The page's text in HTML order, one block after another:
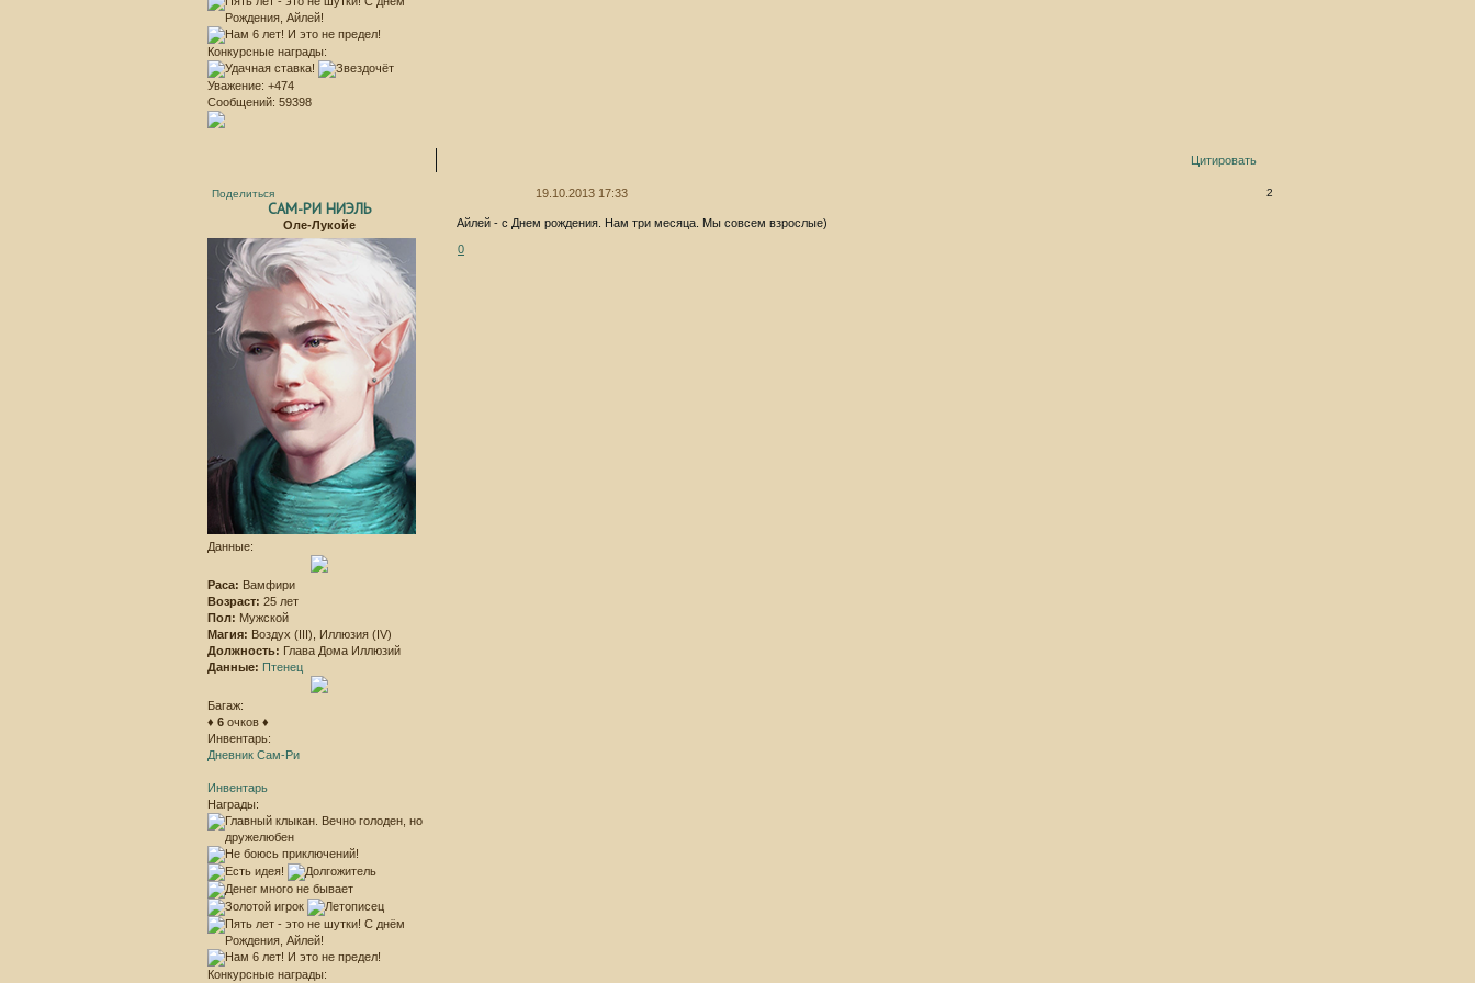
Конкурсные награды:
Уважение: +474
Сообщений: 59398
Цитировать
Поделиться 2
19.10.2013 17:33
САМ-РИ НИЭЛЬ
Оле-Лукойе
Данные:
Раса: Вамфири
Возраст: 25 лет
Пол: Мужской
Магия: Воздух (III), Иллюзия (IV)
Должность: Глава Дома Иллюзий
Данные: Птенец
Багаж:
♦ 6 очков ♦
Инвентарь:
Дневник Сам-Ри
Инвентарь
Награды:
Конкурсные награды:
Айлей - с Днем рождения. Нам три месяца. Мы совсем взрослые)
0